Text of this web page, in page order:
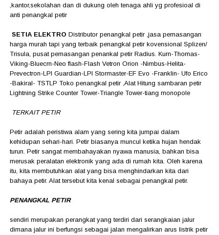
,kantor,sekolahan dan di dukung oleh tenaga ahli yg profesioal di
anti penangkal petir
SETIA ELEKTRO Distributor penangkal petir ,jasa pemasangan
harga murah tapi yang terbaik penangkal petir kovensional Splizen/
Trisula, pusat pemasangan penankal petir Radius. Kurn-Thomas-
Viking-Bluecrn-Neo flash-Flash Vetron Orion -Nimbus-Helita-
Prevectron-LPI Guardian-LPI Stormaster-EF Evo -Franklin- Ufo Erico
-Bakiral- TSTLP Toko penangkal petir ,Alat Hitung sambaran petir
Lightning Strike Counter Tower-Triangle Tower-tiang monopole
TERKAIT PETIR
Petir adalah peristiwa alam yang sering kita jumpai dalam
kehidupan sehari-hari. Petir biasanya muncul ketika hujan hendak
turun. Petir sangat membahayakan nyawa manusia, bahkan bisa
merusak peralatan elektronik yang ada di rumah kita. Oleh karena
itu, kita membutuhkan alat yang bisa menghindarkan kita dari
bahaya petir. Alat tersebut kita kenal sebagai penangkal petir.
PENANGKAL PETIR
sendiri merupakan perangkat yang terdiri dari serangkaian jalur
dimana jalur ini berfungsi sebagai jalan mengalirkan arus listrik petir